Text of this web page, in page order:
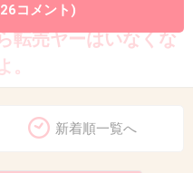
いたい人が買えない
転売ヤーはいなくな
コメント)
新着順一覧へ